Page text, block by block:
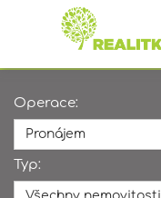
Operace:
Pronájem
Typ: